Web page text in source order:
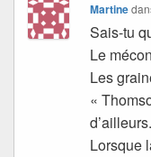
Martine
Sais-tu
Le
Les
«
d’ailleurs.
Lorsque